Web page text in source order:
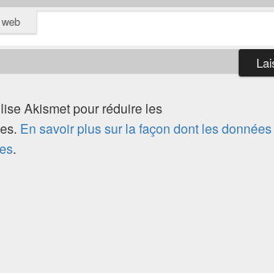
Akismet pour réduire les
En savoir plus sur la façon dont les
.